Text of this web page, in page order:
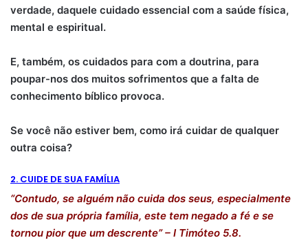
verdade, daquele cuidado essencial com a saúde física,
mental e espiritual.
E, também, os cuidados para com a doutrina, para
poupar-nos dos muitos sofrimentos que a falta de
conhecimento bíblico provoca.
Se você não estiver bem, como irá cuidar de qualquer
outra coisa?
2. CUIDE DE SUA FAMÍLIA
“Contudo, se alguém não cuida dos seus, especialmente
dos de sua própria família, este tem negado a fé e se
tornou pior que um descrente” – I Timóteo 5.8.